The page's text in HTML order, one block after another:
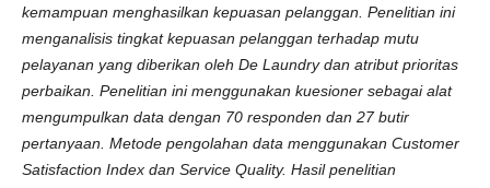
kemampuan menghasilkan kepuasan pelanggan. Penelitian ini
menganalisis tingkat kepuasan pelanggan terhadap mutu
pelayanan yang diberikan oleh De Laundry dan atribut prioritas
perbaikan. Penelitian ini menggunakan kuesioner sebagai alat
mengumpulkan data dengan 70 responden dan 27 butir
pertanyaan. Metode pengolahan data menggunakan Customer
Satisfaction Index dan Service Quality. Hasil penelitian